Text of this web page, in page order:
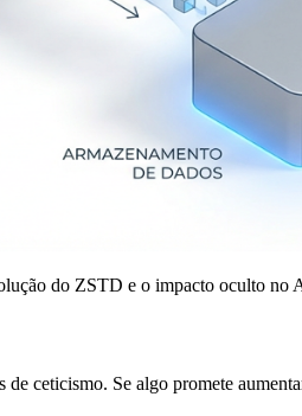
do ZSTD e o impacto oculto no
ceticismo. Se algo promete